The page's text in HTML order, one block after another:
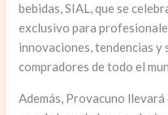
bebidas, SIAL, que se
exclusivo para
innovaciones, tendencias
compradores de todo el
Además, Provacuno llevará